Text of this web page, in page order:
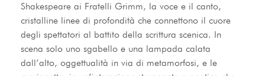
Shakespeare ai Fratelli Grimm, la voce e il canto,
cristalline linee di profondità che connettono il cuore
degli spettatori al battito della scrittura scenica. In
scena solo uno sgabello e una lampada calata
dall’alto, oggettualità in via di metamorfosi, e le